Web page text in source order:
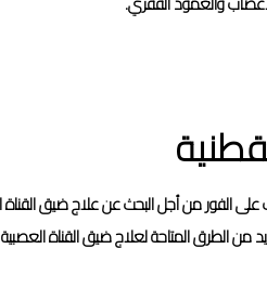
الفور من أجل البحث عن علاج ضيق القناة
المتاحة لعلاج ضيق القناة العصبية